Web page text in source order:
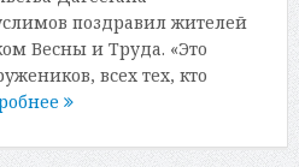
поздравил жителей
Весны и Труда. «Это
всех тех, кто